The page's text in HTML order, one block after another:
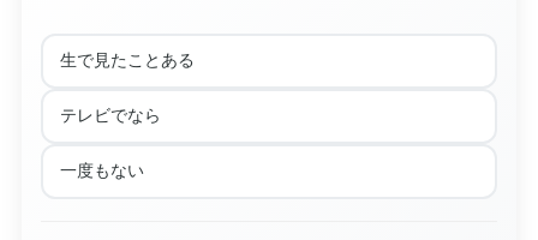
生で見たことある
テレビでなら
一度もない